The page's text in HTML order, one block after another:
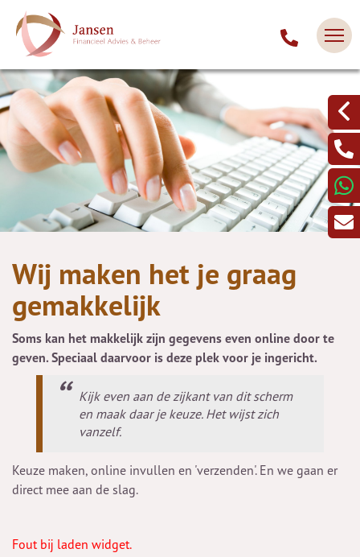
Wij maken het je graag
gemakkelijk
Soms kan het makkelijk zijn gegevens even online door te
geven. Speciaal daarvoor is deze plek voor je ingericht.
Kijk even aan de zijkant van dit scherm
en maak daar je keuze. Het wijst zich
vanzelf.
Keuze maken, online invullen en 'verzenden'. En we gaan er
direct mee aan de slag.
Fout bij laden widget.